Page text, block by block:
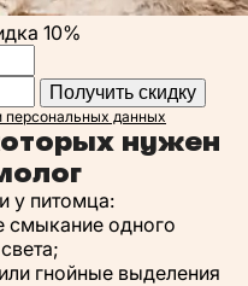
10%
Получить скидку
персональных данных
нужен
у питомца:
одного
гнойные выделения